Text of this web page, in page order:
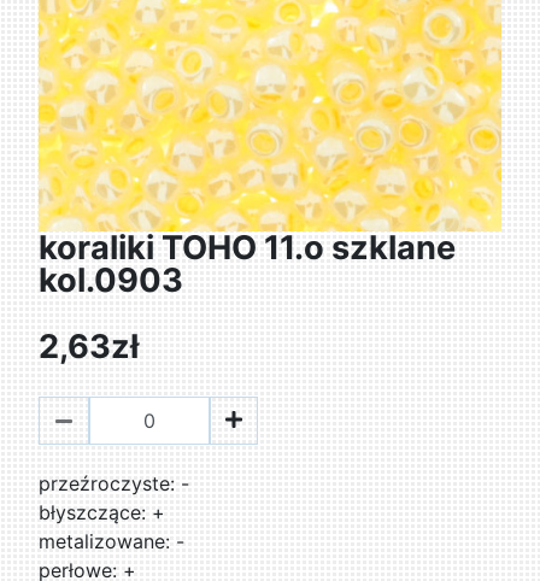
koraliki TOHO 11.o szklane
kol.0903
2,63zł
przeźroczyste: -
błyszczące: +
metalizowane: -
perłowe: +